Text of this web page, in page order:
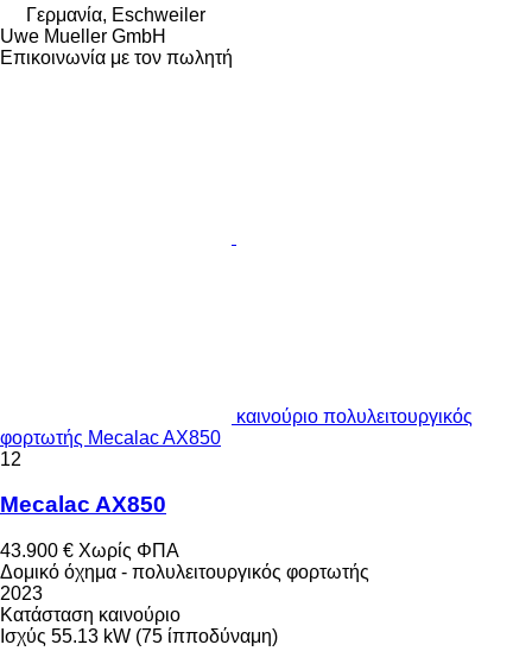
Γερμανία, Eschweiler
Uwe Mueller GmbH
Επικοινωνία με τον πωλητή
καινούριο πολυλειτουργικός
φορτωτής Mecalac AX850
12
Mecalac AX850
43.900 € Χωρίς ΦΠΑ
Δομικό όχημα - πολυλειτουργικός φορτωτής
2023
Κατάσταση καινούριο
Ισχύς 55.13 kW (75 ίπποδύναμη)